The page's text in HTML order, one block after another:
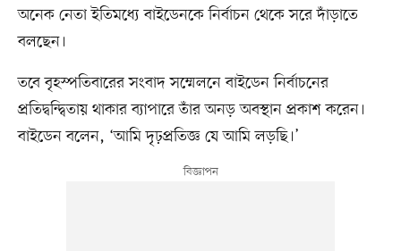
অনেক নেতা ইতিমধ্যে বাইডেনকে নির্বাচন থেকে সরে দাঁড়াতে
বলছেন।
তবে বৃহস্পতিবারের সংবাদ সম্মেলনে বাইডেন নির্বাচনের
প্রতিদ্বন্দ্বিতায় থাকার ব্যাপারে তাঁর অনড় অবস্থান প্রকাশ করেন।
বাইডেন বলেন, ‘আমি দৃঢ়প্রতিজ্ঞ যে আমি লড়ছি।’